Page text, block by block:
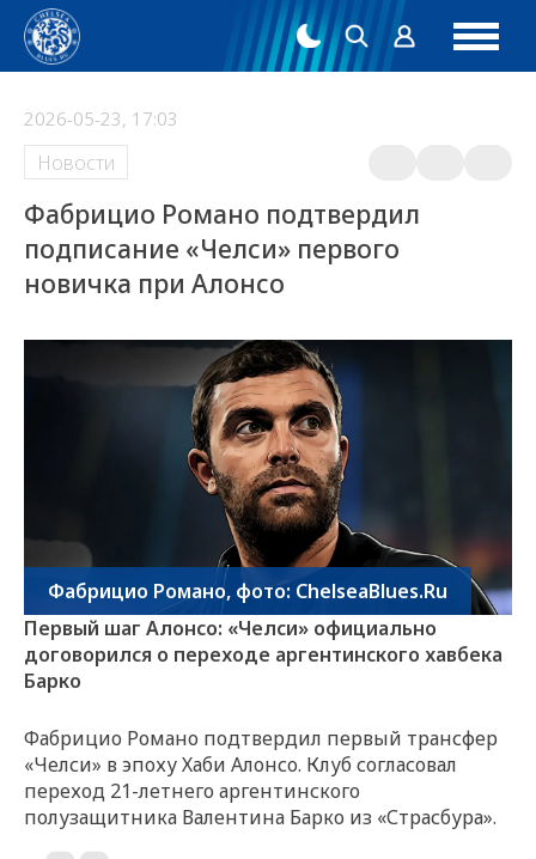
2026-05-23, 17:03
Новости
Фабрицио Романо подтвердил
подписание «Челси» первого
новичка при Алонсо
Фабрицио Романо, фото: ChelseaBlues.Ru
Первый шаг Алонсо: «Челси» официально
договорился о переходе аргентинского хавбека
Барко
Фабрицио Романо подтвердил первый трансфер
«Челси» в эпоху Хаби Алонсо. Клуб согласовал
переход 21-летнего аргентинского
полузащитника Валентина Барко из «Страсбура».